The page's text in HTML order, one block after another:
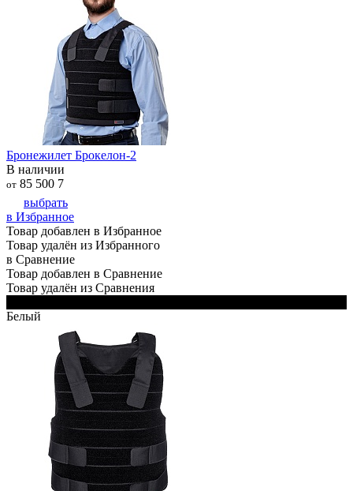
Бронежилет Брокелон-2
В наличии
от 85 500 7
выбрать
в Избранное
Товар добавлен в Избранное
Товар удалён из Избранного
в Сравнение
Товар добавлен в Сравнение
Товар удалён из Сравнения
Белый